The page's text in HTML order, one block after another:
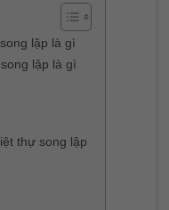
lập là gì
lập là gì
thự song lập